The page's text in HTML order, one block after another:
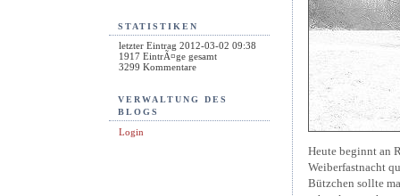
STATISTIKEN
letzter Eintrag 2012-03-02 09:38
1917 EintrÃ¤ge gesamt
3299 Kommentare
VERWALTUNG DES
BLOGS
Login
Heute beginnt an
Weiberfastnacht
Bützchen sollte